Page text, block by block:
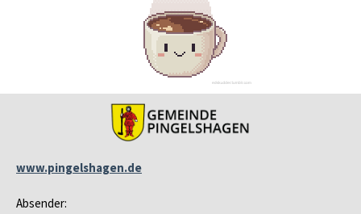
www.pingelshagen.de
Absender: